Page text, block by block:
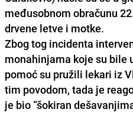
međusobnom obračunu
drvene letve i motke.
Zbog tog incidenta
monahinjama koje su bile
pomoć su pružili lekari iz
tim povodom, tada je
je bio “šokiran